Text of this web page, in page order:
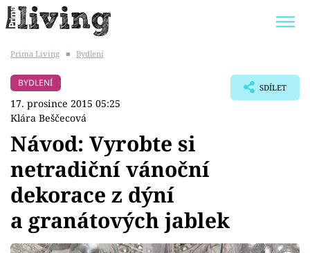
BYDLENÍ SLAVNÝCH
Témata
Bydlení
Zahrada
Prima Living ■ Bydlení
BYDLENÍ
17. prosince 2015 05:25
Klára Beščecová
SDÍLET
Návod: Vyrobte si
netradiční vánoční
dekorace z dýní
a granátových jablek